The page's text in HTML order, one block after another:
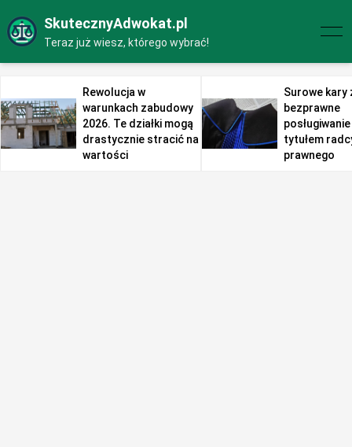
SkutecznyAdwokat.pl
Teraz już wiesz, którego wybrać!
Rewolucja w
warunkach zabudowy
2026. Te działki mogą
drastycznie stracić na
wartości
Surowe kary
bezprawne
tytułem
prawnego